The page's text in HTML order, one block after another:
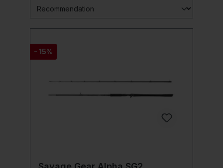
- 15%